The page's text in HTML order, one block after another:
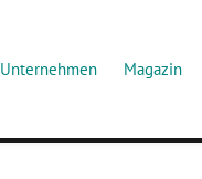
Unternehmen Magazin